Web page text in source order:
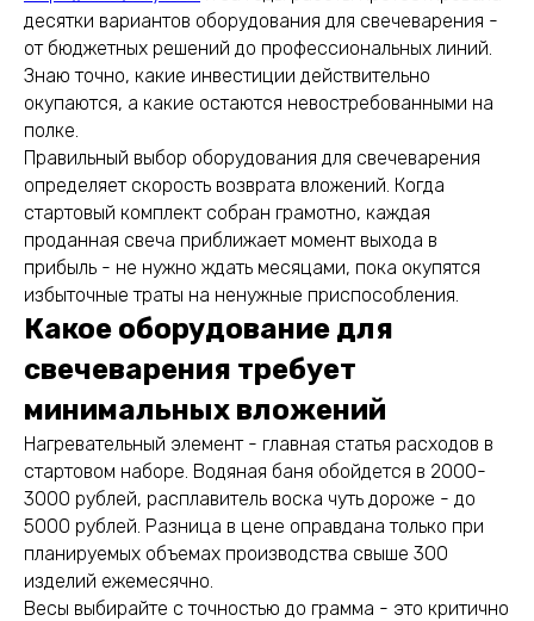
десятки вариантов оборудования для свечеварения -
от бюджетных решений до профессиональных линий.
Знаю точно, какие инвестиции действительно
окупаются, а какие остаются невостребованными на
полке.
Правильный выбор оборудования для свечеварения
определяет скорость возврата вложений. Когда
стартовый комплект собран грамотно, каждая
проданная свеча приближает момент выхода в
прибыль - не нужно ждать месяцами, пока окупятся
избыточные траты на ненужные приспособления.
Какое оборудование для
свечеварения требует
минимальных вложений
Нагревательный элемент - главная статья расходов в
стартовом наборе. Водяная баня обойдется в 2000-
3000 рублей, расплавитель воска чуть дороже - до
5000 рублей. Разница в цене оправдана только при
планируемых объемах производства свыше 300
изделий ежемесячно.
Весы выбирайте с точностью до грамма - это критично